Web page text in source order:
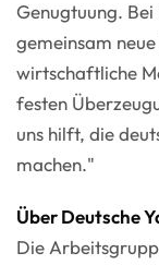
Genugtuung.
gemeinsam
wirtschaftliche
festen
uns hilft, die
machen."
Über Deutsche
Die